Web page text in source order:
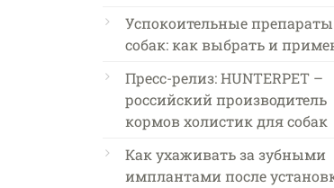
Успокоительные
собак: как выбрать и
Пресс-релиз: HUNTERPET –
российский производитель
кормов холистик для собак
Как ухаживать за зубными
имплантами после